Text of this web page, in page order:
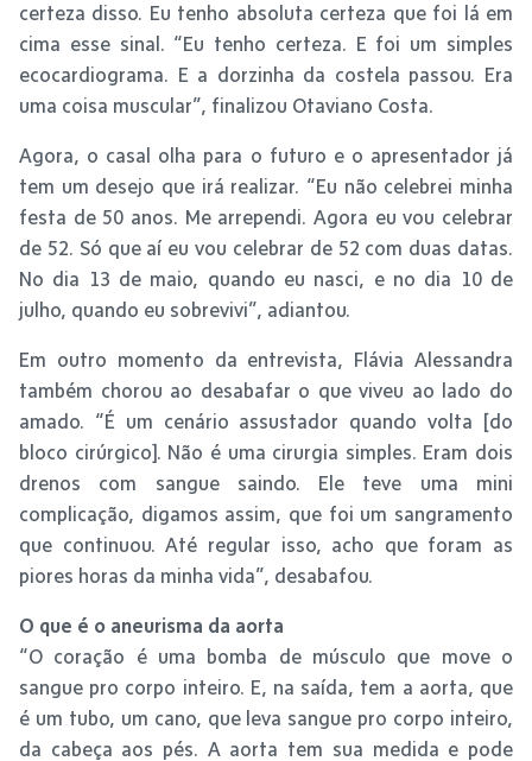
certeza disso. Eu tenho absoluta certeza que foi lá em
cima esse sinal. “Eu tenho certeza. E foi um simples
ecocardiograma. E a dorzinha da costela passou. Era
uma coisa muscular”, finalizou Otaviano Costa.
Agora, o casal olha para o futuro e o apresentador já
tem um desejo que irá realizar. “Eu não celebrei minha
festa de 50 anos. Me arrependi. Agora eu vou celebrar
de 52. Só que aí eu vou celebrar de 52 com duas datas.
No dia 13 de maio, quando eu nasci, e no dia 10 de
julho, quando eu sobrevivi”, adiantou.
Em outro momento da entrevista, Flávia Alessandra
também chorou ao desabafar o que viveu ao lado do
amado. “É um cenário assustador quando volta [do
bloco cirúrgico]. Não é uma cirurgia simples. Eram dois
drenos com sangue saindo. Ele teve uma mini
complicação, digamos assim, que foi um sangramento
que continuou. Até regular isso, acho que foram as
piores horas da minha vida”, desabafou.
O que é o aneurisma da aorta
“O coração é uma bomba de músculo que move o
sangue pro corpo inteiro. E, na saída, tem a aorta, que
é um tubo, um cano, que leva sangue pro corpo inteiro,
da cabeça aos pés. A aorta tem sua medida e pode